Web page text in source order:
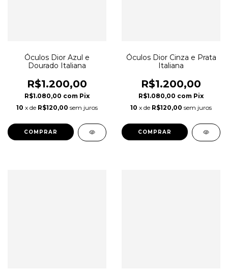
Óculos Dior Azul e
Dourado Italiana
R$1.200,00
R$1.080,00 com Pix
10 x de R$120,00 sem juros
Óculos Dior Cinza e Prata
Italiana
R$1.200,00
R$1.080,00 com Pix
10 x de R$120,00 sem juros